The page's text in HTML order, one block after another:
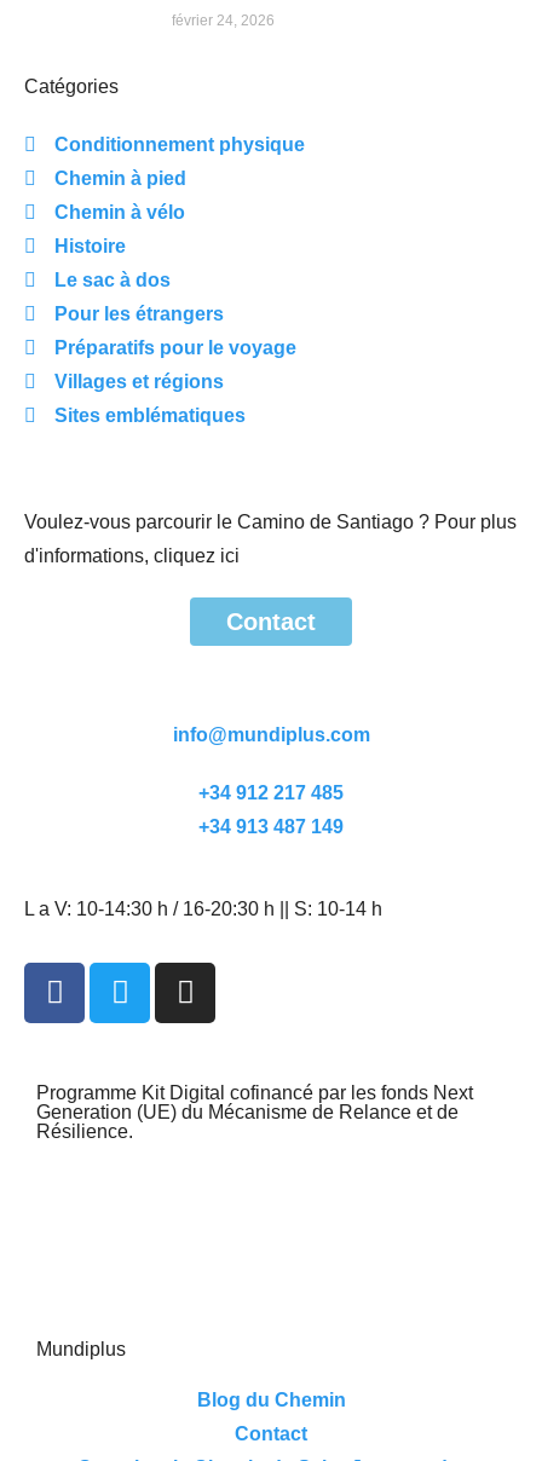
février 24, 2026
Catégories
Conditionnement physique
Chemin à pied
Chemin à vélo
Histoire
Le sac à dos
Pour les étrangers
Préparatifs pour le voyage
Villages et régions
Sites emblématiques
Voulez-vous parcourir le Camino de Santiago ? Pour plus
d'informations, cliquez ici
Contact
info@mundiplus.com
+34 912 217 485
+34 913 487 149
L a V: 10-14:30 h / 16-20:30 h || S: 10-14 h
Programme Kit Digital cofinancé par les fonds Next
Generation (UE) du Mécanisme de Relance et de
Résilience.
Mundiplus
Blog du Chemin
Contact